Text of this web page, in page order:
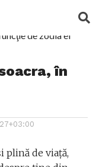
în
plină de viaţă,